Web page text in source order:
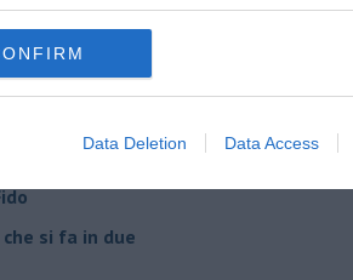
Data Deletion Data Access
è sempre festa
all’università
si fa in due